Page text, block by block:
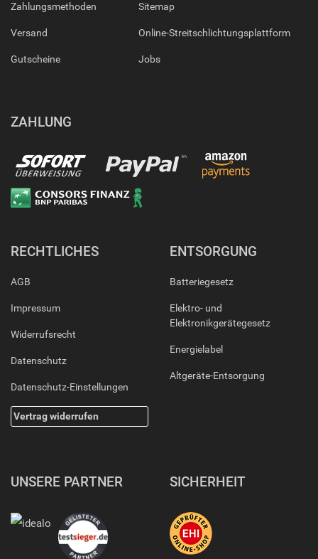
Zahlungsmethoden
Versand
Gutscheine
Sitemap
Online-Streitschlichtungsplattform
Jobs
ZAHLUNG
RECHTLICHES
AGB
Impressum
Widerrufsrecht
Datenschutz
Datenschutz-Einstellungen
Vertrag widerrufen
ENTSORGUNG
Batteriegesetz
Elektro- und
Elektronikgerätegesetz
Energielabel
Altgeräte-Entsorgung
UNSERE PARTNER SICHERHEIT